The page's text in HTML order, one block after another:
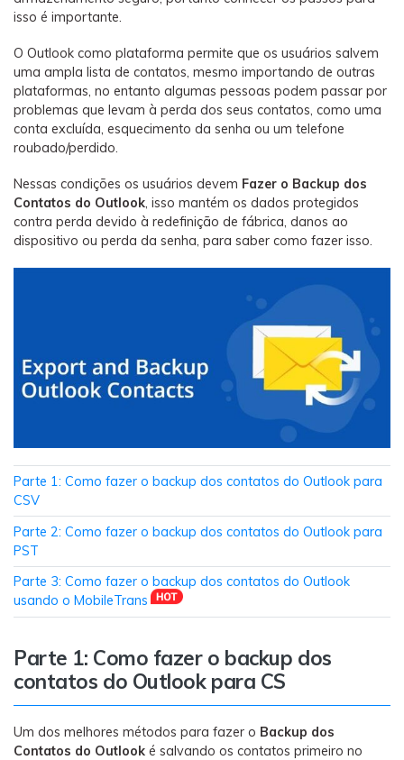
Backup e restauração
WhatsApp para o computador. E restaurar
backups facilmente.
Recuperar visulização única de WhatsApp
Recupere todas as mídias de visulização única do
App
Transferir dados do WhatsApp e WhatsApp
Business sem redefinição de fábrica.
MobileTrans App
Transferir dados do telefone, dados do
WhatsApp e arquivos entre dispositivos.
WeLastseen
e informado.
isso é importante.
O Outlook como plataforma permite que os usuários salvem
uma ampla lista de contatos, mesmo importando de outras
plataformas, no entanto algumas pessoas podem passar por
problemas que levam à perda dos seus contatos, como uma
conta excluída, esquecimento da senha ou um telefone
roubado/perdido.
Nessas condições os usuários devem Fazer o Backup dos
Contatos do Outlook, isso mantém os dados protegidos
contra perda devido à redefinição de fábrica, danos ao
dispositivo ou perda da senha, para saber como fazer isso.
Parte 1: Como fazer o backup dos contatos do Outlook para
CSV
Parte 2: Como fazer o backup dos contatos do Outlook para
PST
Parte 3: Como fazer o backup dos contatos do Outlook
usando o MobileTrans
Parte 1: Como fazer o backup dos
contatos do Outlook para CS
Um dos melhores métodos para fazer o Backup dos
Contatos do Outlook é salvando os contatos primeiro no